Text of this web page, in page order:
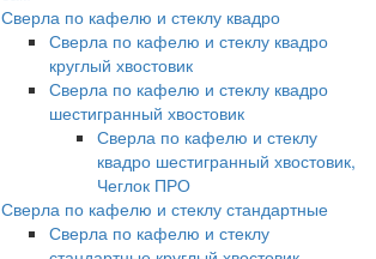
Сверла по кафелю и стеклу квадро
Сверла по кафелю и стеклу квадро
круглый хвостовик
Сверла по кафелю и стеклу квадро
шестигранный хвостовик
Сверла по кафелю и стеклу
квадро шестигранный хвостовик,
Чеглок ПРО
Сверла по кафелю и стеклу стандартные
Сверла по кафелю и стеклу